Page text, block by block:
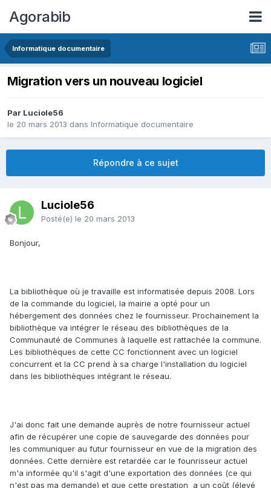
Agorabib
Informatique documentaire
Migration vers un nouveau logiciel
Par Luciole56
le 20 mars 2013 dans Informatique documentaire
Répondre à ce sujet
Luciole56
Posté(e) le 20 mars 2013
Bonjour,
La bibliothèque où je travaille est informatisée depuis 2008. Lors
de la commande du logiciel, la mairie a opté pour un
hébergement des données chez le fournisseur. Prochainement la
bibliothèque va intégrer le réseau des bibliothèques de la
Communauté de Communes à laquelle est rattachée la commune.
Les bibliothèques de cette CC fonctionnent avec un logiciel
concurrent et la CC prend à sa charge l'installation du logiciel
dans les bibliothèques intégrant le réseau.
J'ai donc fait une demande auprès de notre fournisseur actuel
afin de récupérer une copie de sauvegarde des données pour
les communiquer au futur fournisseur en vue de la migration des
données. Cette dernière est retardée car le founrisseur actuel
m'a informée qu'il s'agit d'une exportation des données (ce qui
n'est pas ma demande) et que cette prestation a un coût (élevé